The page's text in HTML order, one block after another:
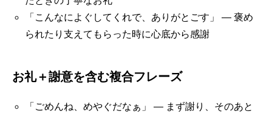
「こんなによぐしてくれで、ありがとごす」 — 褒め
られたり支えてもらった時に心底から感謝
お礼＋謝意を含む複合フレーズ
「ごめんね、めやぐだなぁ」 — まず謝り、そのあと